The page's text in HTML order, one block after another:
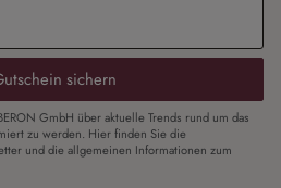
sichern
GmbH über aktuelle Trends rund um das
zu werden. Hier finden Sie die
und die allgemeinen Informationen zum